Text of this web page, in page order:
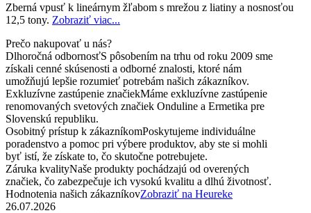
Zberná vpusť k lineárnym žľabom s mrežou z liatiny a nosnosťou
12,5 tony. Zobraziť viac...
Prečo nakupovať u nás?
Dlhoročná odbornosťS pôsobením na trhu od roku 2009 sme
získali cenné skúsenosti a odborné znalosti, ktoré nám
umožňujú lepšie rozumieť potrebám našich zákazníkov.
Exkluzívne zastúpenie značiekMáme exkluzívne zastúpenie
renomovaných svetových značiek Onduline a Ermetika pre
Slovenskú republiku.
Osobitný prístup k zákazníkomPoskytujeme individuálne
poradenstvo a pomoc pri výbere produktov, aby ste si mohli
byť istí, že získate to, čo skutočne potrebujete.
Záruka kvalityNaše produkty pochádzajú od overených
značiek, čo zabezpečuje ich vysokú kvalitu a dlhú životnosť.
Hodnotenia našich zákazníkovZobraziť na Heureke
26.07.2026